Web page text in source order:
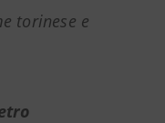
torinese e